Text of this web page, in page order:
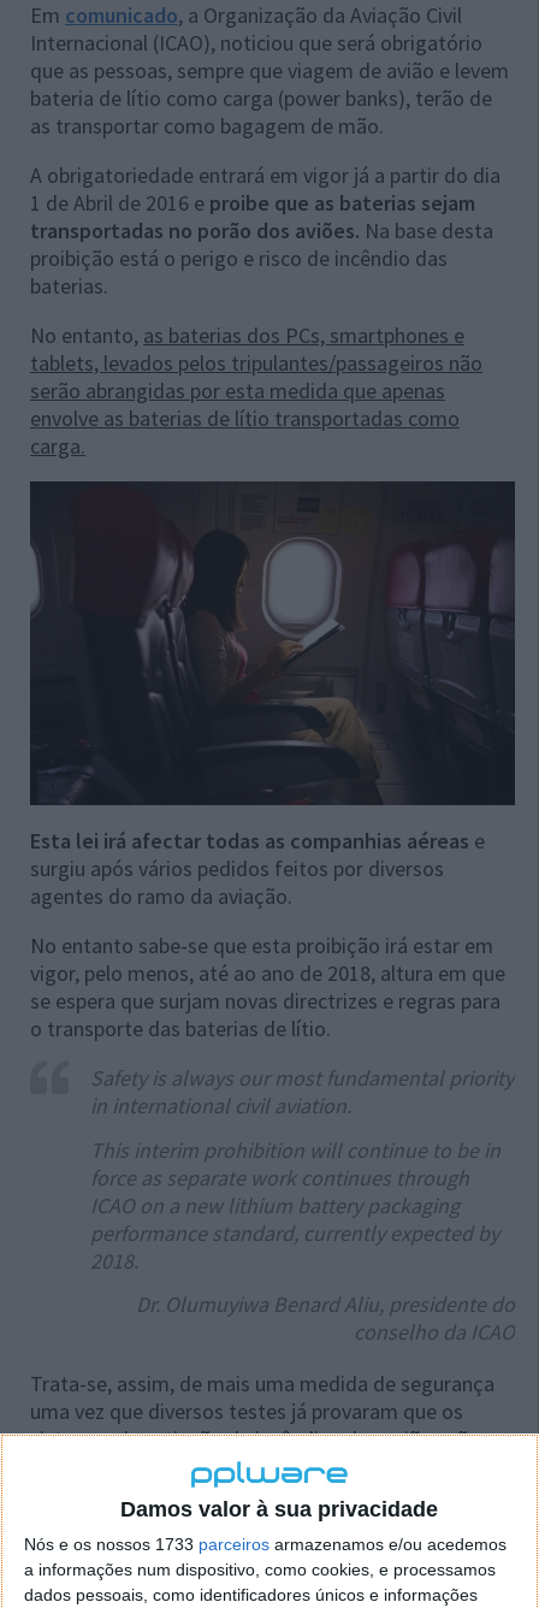
Damos valor à sua privacidade
Nós e os nossos 1733 parceiros armazenamos e/ou acedemos
a informações num dispositivo, como cookies, e processamos
dados pessoais, como identificadores únicos e informações
Em comunicado, a Organização da Aviação Civil
Internacional (ICAO), noticiou que será obrigatório
que as pessoas, sempre que viagem de avião e levem
bateria de lítio como carga (power banks), terão de
as transportar como bagagem de mão.
A obrigatoriedade entrará em vigor já a partir do dia
1 de Abril de 2016 e proibe que as baterias sejam
transportadas no porão dos aviões. Na base desta
proibição está o perigo e risco de incêndio das
baterias.
No entanto, as baterias dos PCs, smartphones e
tablets, levados pelos tripulantes/passageiros não
serão abrangidas por esta medida que apenas
envolve as baterias de lítio transportadas como
carga.
Esta lei irá afectar todas as companhias aéreas e
surgiu após vários pedidos feitos por diversos
agentes do ramo da aviação.
No entanto sabe-se que esta proibição irá estar em
vigor, pelo menos, até ao ano de 2018, altura em que
se espera que surjam novas directrizes e regras para
o transporte das baterias de lítio.
Safety is always our most fundamental priority
in international civil aviation.
This interim prohibition will continue to be in
force as separate work continues through
ICAO on a new lithium battery packaging
performance standard, currently expected by
2018.
Dr. Olumuyiwa Benard Aliu, presidente do
conselho da ICAO
Trata-se, assim, de mais uma medida de segurança
uma vez que diversos testes já provaram que os
sistemas de extinção de incêndios dos aviões não
respondem adequadamente, ou seja, não estão
aptos a apagar um incêndio provocado pela explosão
de uma bateria de lítio.